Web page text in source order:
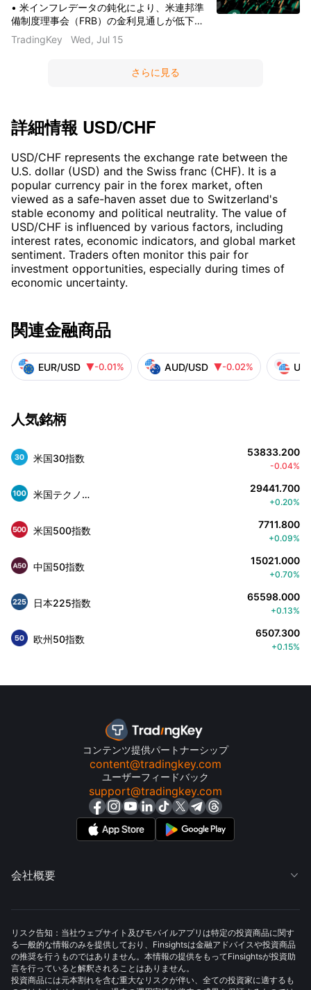
• 米インフレデータの鈍化により、米連邦準
備制度理事会（FRB）の金利見通しが低下し
た。 • 米国債利回りの低下により、スイスと
の金利差が縮小した。 • 投資家は防衛的な安
TradingKey Wed, Jul 15
さらに見る
詳細情報 USD/CHF
USD/CHF represents the exchange rate between the
U.S. dollar (USD) and the Swiss franc (CHF). It is a
popular currency pair in the forex market, often
viewed as a safe-haven asset due to Switzerland's
stable economy and political neutrality. The value of
USD/CHF is influenced by various factors, including
interest rates, economic indicators, and global market
sentiment. Traders often monitor this pair for
investment opportunities, especially during times of
economic uncertainty.
関連金融商品
EUR/USD -0.01% AUD/USD -0.02%
人気銘柄
米国30指数 53833.200
-0.04%
米国テクノロジー株100指数 29441.700
+0.20%
米国500指数 7711.800
+0.09%
中国50指数 15021.000
+0.70%
日本225指数 65598.000
+0.13%
欧州50指数 6507.300
+0.15%
コンテンツ提供パートナーシップ
content@tradingkey.com
ユーザーフィードバック
support@tradingkey.com
会社概要 
リスク告知：当社ウェブサイト及びモバイルアプリは特定の投資商品に関す
る一般的な情報のみを提供しており、Finsightsは金融アドバイスや投資商品
の推奨を行うものではありません。本情報の提供をもってFinsightsが投資助
言を行っていると解釈されることはありません。
投資商品には元本割れを含む重大なリスクが伴い、全ての投資家に適するも